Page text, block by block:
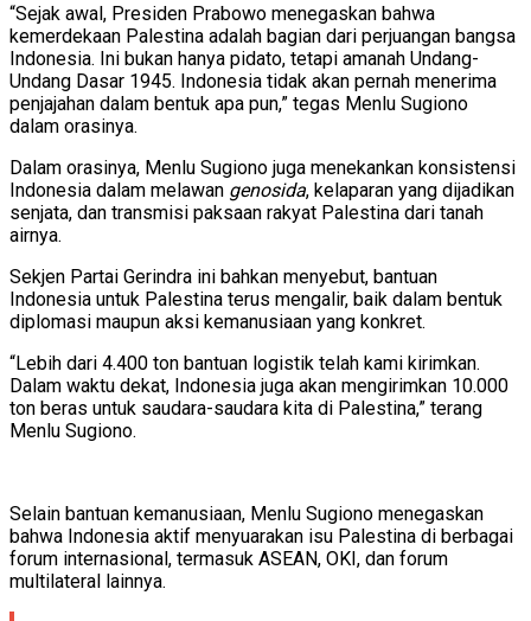
“Sejak awal, Presiden Prabowo menegaskan bahwa
kemerdekaan Palestina adalah bagian dari perjuangan bangsa
Indonesia. Ini bukan hanya pidato, tetapi amanah Undang-
Undang Dasar 1945. Indonesia tidak akan pernah menerima
penjajahan dalam bentuk apa pun,” tegas Menlu Sugiono
dalam orasinya.
Dalam orasinya, Menlu Sugiono juga menekankan konsistensi
Indonesia dalam melawan genosida, kelaparan yang dijadikan
senjata, dan transmisi paksaan rakyat Palestina dari tanah
airnya.
Sekjen Partai Gerindra ini bahkan menyebut, bantuan
Indonesia untuk Palestina terus mengalir, baik dalam bentuk
diplomasi maupun aksi kemanusiaan yang konkret.
“Lebih dari 4.400 ton bantuan logistik telah kami kirimkan.
Dalam waktu dekat, Indonesia juga akan mengirimkan 10.000
ton beras untuk saudara-saudara kita di Palestina,” terang
Menlu Sugiono.
Selain bantuan kemanusiaan, Menlu Sugiono menegaskan
bahwa Indonesia aktif menyuarakan isu Palestina di berbagai
forum internasional, termasuk ASEAN, OKI, dan forum
multilateral lainnya.